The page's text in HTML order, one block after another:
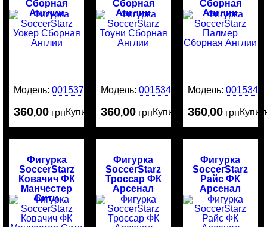
Сборная
Англии
Модель:0015375
360,00 грнКупить
Сборная
Англии
Модель:0015342
360,00 грнКупить
Сборная
Англии
Модель: 0015341
360,00 грн
Фигурка
SoccerStarz
Ковачич ФК
Манчестер
Сити
Фигурка
SoccerStarz
Троссар ФК
Арсенал
Фигурка
SoccerStarz
Райс ФК
Арсенал